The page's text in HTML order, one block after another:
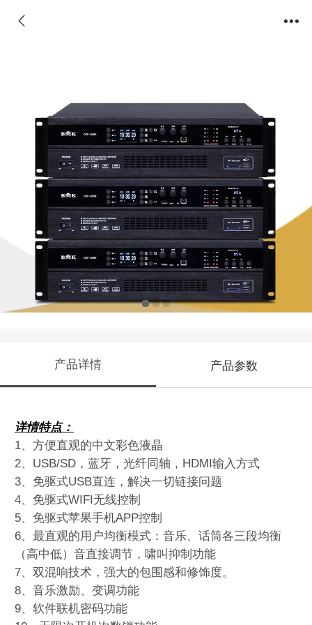
型号：DSP-8350
产品详情 产品参数
详情特点：
1、方便直观的中文彩色液晶
2、USB/SD，蓝牙，光纤同轴，HDMI输入方式
3、免驱式USB直连，解决一切链接问题
4、免驱式WIFI无线控制
5、免驱式苹果手机APP控制
6、最直观的用户均衡模式：音乐、话筒各三段均衡
（高中低）音直接调节，啸叫抑制功能
7、双混响技术，强大的包围感和修饰度。
8、音乐激励、变调功能
9、软件联机密码功能